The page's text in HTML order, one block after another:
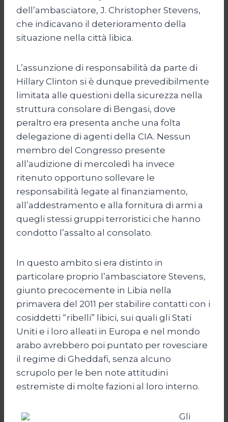
dell’ambasciatore, J. Christopher Stevens,
che indicavano il deterioramento della
situazione nella città libica.
L’assunzione di responsabilità da parte di
Hillary Clinton si è dunque prevedibilmente
limitata alle questioni della sicurezza nella
struttura consolare di Bengasi, dove
peraltro era presenta anche una folta
delegazione di agenti della CIA. Nessun
membro del Congresso presente
all’audizione di mercoledì ha invece
ritenuto opportuno sollevare le
responsabilità legate al finanziamento,
all’addestramento e alla fornitura di armi a
quegli stessi gruppi terroristici che hanno
condotto l’assalto al consolato.
In questo ambito si era distinto in
particolare proprio l’ambasciatore Stevens,
giunto precocemente in Libia nella
primavera del 2011 per stabilire contatti con i
cosiddetti “ribelli” libici, sui quali gli Stati
Uniti e i loro alleati in Europa e nel mondo
arabo avrebbero poi puntato per rovesciare
il regime di Gheddafi, senza alcuno
scrupolo per le ben note attitudini
estremiste di molte fazioni al loro interno.
Gli